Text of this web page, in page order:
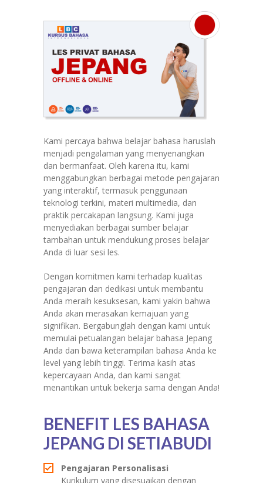
Kami percaya bahwa belajar bahasa haruslah
menjadi pengalaman yang menyenangkan
dan bermanfaat. Oleh karena itu, kami
menggabungkan berbagai metode pengajaran
yang interaktif, termasuk penggunaan
teknologi terkini, materi multimedia, dan
praktik percakapan langsung. Kami juga
menyediakan berbagai sumber belajar
tambahan untuk mendukung proses belajar
Anda di luar sesi les.
Dengan komitmen kami terhadap kualitas
pengajaran dan dedikasi untuk membantu
Anda meraih kesuksesan, kami yakin bahwa
Anda akan merasakan kemajuan yang
signifikan. Bergabunglah dengan kami untuk
memulai petualangan belajar bahasa Jepang
Anda dan bawa keterampilan bahasa Anda ke
level yang lebih tinggi. Terima kasih atas
kepercayaan Anda, dan kami sangat
menantikan untuk bekerja sama dengan Anda!
BENEFIT LES BAHASA
JEPANG DI SETIABUDI
Pengajaran Personalisasi
Kurikulum yang disesuaikan dengan